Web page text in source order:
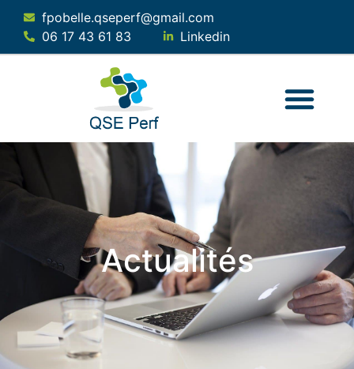
fpobelle.qseperf@gmail.com
06 17 43 61 83
Linkedin
Actualités